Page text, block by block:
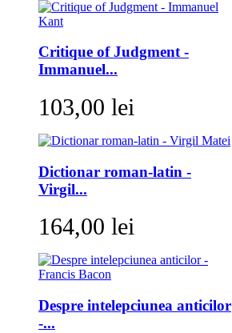
Critique of Judgment -
Immanuel...
103,00 lei
Dictionar roman-latin -
Virgil...
164,00 lei
Despre intelepciunea anticilor
-...